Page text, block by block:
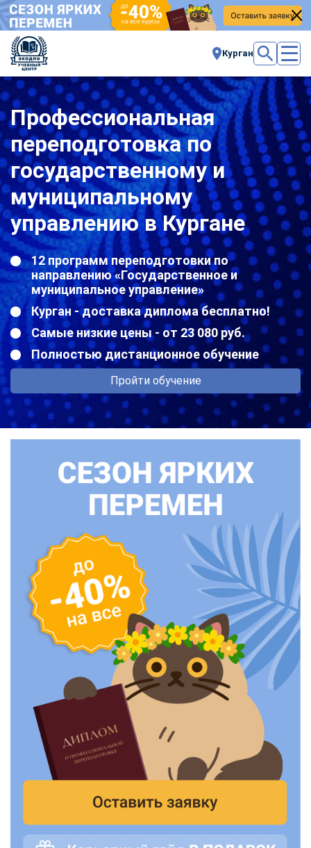
Курган
Профессиональная
переподготовка по
государственному и
муниципальному
управлению в Кургане
12 программ переподготовки по
направлению «Государственное и
муниципальное управление»
Курган - доставка диплома бесплатно!
Самые низкие цены - от 23 080 руб.
Полностью дистанционное обучение
Пройти обучение